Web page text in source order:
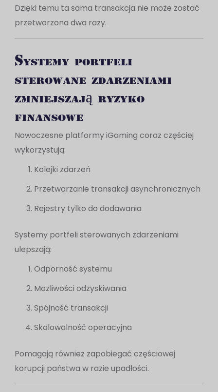
Dzięki temu ta sama transakcja nie może zostać
przetworzona dwa razy.
Systemy portfeli
sterowane zdarzeniami
zmniejszają ryzyko
finansowe
Nowoczesne platformy iGaming coraz częściej
wykorzystują:
Kolejki zdarzeń
Przetwarzanie transakcji asynchronicznych
Rejestry tylko do dodawania
Systemy portfeli sterowanych zdarzeniami
ulepszają:
Odporność systemu
Możliwości odzyskiwania
Spójność transakcji
Skalowalność operacyjna
Pomagają również zapobiegać częściowej
korupcji państwa w razie upadłości.